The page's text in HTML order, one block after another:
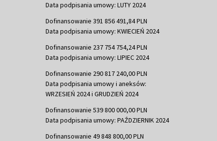
Data podpisania umowy: LUTY 2024
Dofinansowanie 391 856 491,84 PLN
Data podpisania umowy: KWIECIEŃ 2024
Dofinansowanie 237 754 754,24 PLN
Data podpisania umowy: LIPIEC 2024
Dofinansowanie 290 817 240,00 PLN
Data podpisania umowy i aneksów:
WRZESIEŃ 2024 i GRUDZIEŃ 2024
Dofinansowanie 539 800 000,00 PLN
Data podpisania umowy: PAŹDZIERNIK 2024
Dofinansowanie 49 848 800,00 PLN